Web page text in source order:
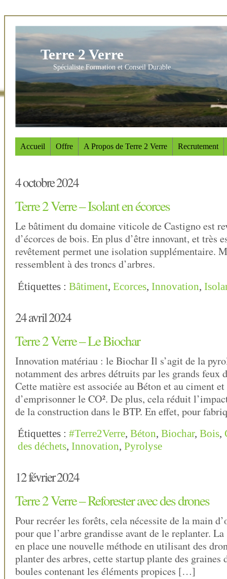
Terre 2 Verre
Spécialiste Formation et Conseil Durable
Accueil Offre A Propos de Terre 2 Verre Recrutement
4 octobre 2024
Terre 2 Verre – Isolant en écorces
Le bâtiment du domaine viticole de Castigno est
d’écorces de bois. En plus d’être innovant, et très
revêtement permet une isolation supplémentaire.
ressemblent à des troncs d’arbres.
Étiquettes : Bâtiment, Ecorces, Innovation,
24 avril 2024
Terre 2 Verre – Le Biochar
Innovation matériau : le Biochar Il s’agit de la
notamment des arbres détruits par les grands feux
Cette matière est associée au Béton et au ciment
d’emprisonner le CO². De plus, cela réduit
de la construction dans le BTP. En effet, pour
Étiquettes : #Terre2Verre, Béton, Biochar, Bois,
des déchets, Innovation, Pyrolyse
12 février 2024
Terre 2 Verre – Reforester avec des drones
Pour recréer les forêts, cela nécessite de la main
pour que l’arbre grandisse avant de le replanter.
en place une nouvelle méthode en utilisant des
planter des arbres, cette startup plante des graines
boules contenant les éléments propices […]